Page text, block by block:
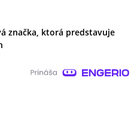
značka, ktorá predstavuje